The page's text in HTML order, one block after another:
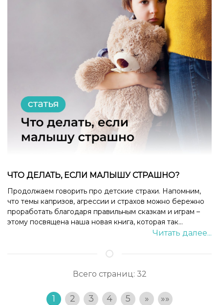
ЧТО ДЕЛАТЬ, ЕСЛИ МАЛЫШУ СТРАШНО?
Продолжаем говорить про детские страхи. Напомним,
что темы капризов, агрессии и страхов можно бережно
проработать благодаря правильным сказкам и играм –
этому посвящена наша новая книга, которая так...
Читать далее...
Всего страниц: 32
1 2 3 4 5 » »»